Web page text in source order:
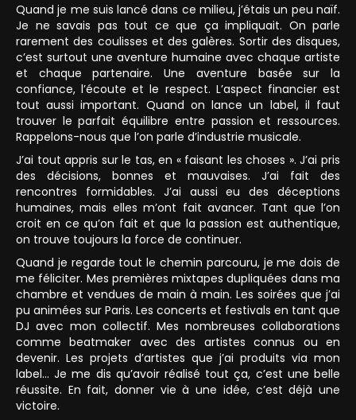
Quand je me suis lancé dans ce milieu, j’étais un peu naïf.
Je ne savais pas tout ce que ça impliquait. On parle
rarement des coulisses et des galères. Sortir des disques,
c’est surtout une aventure humaine avec chaque artiste
et chaque partenaire. Une aventure basée sur la
confiance, l’écoute et le respect. L’aspect financier est
tout aussi important. Quand on lance un label, il faut
trouver le parfait équilibre entre passion et ressources.
Rappelons-nous que l’on parle d’industrie musicale.
J’ai tout appris sur le tas, en « faisant les choses ». J’ai pris
des décisions, bonnes et mauvaises. J’ai fait des
rencontres formidables. J’ai aussi eu des déceptions
humaines, mais elles m’ont fait avancer. Tant que l’on
croit en ce qu’on fait et que la passion est authentique,
on trouve toujours la force de continuer.
Quand je regarde tout le chemin parcouru, je me dois de
me féliciter. Mes premières mixtapes dupliquées dans ma
chambre et vendues de main à main. Les soirées que j’ai
pu animées sur Paris. Les concerts et festivals en tant que
DJ avec mon collectif. Mes nombreuses collaborations
comme beatmaker avec des artistes connus ou en
devenir. Les projets d’artistes que j’ai produits via mon
label… Je me dis qu’avoir réalisé tout ça, c’est une belle
réussite. En fait, donner vie à une idée, c’est déjà une
victoire.